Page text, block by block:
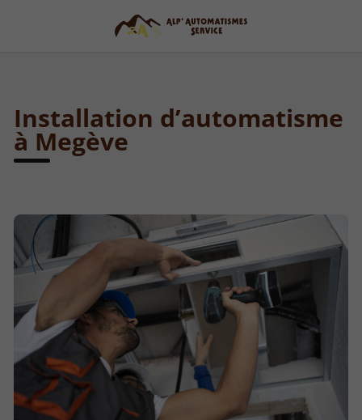
Installation d’automatisme
à Megève